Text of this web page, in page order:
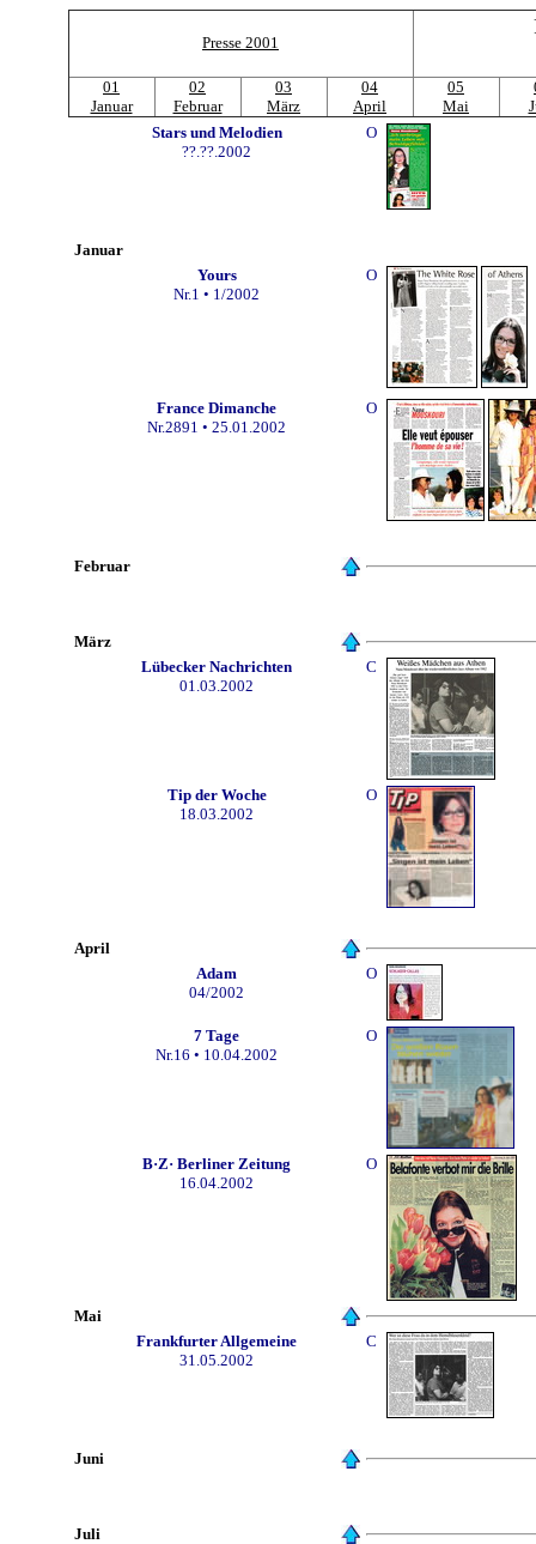
Presse 2001
01
Januar
02
Februar
03
März
04
April
05
Mai
Stars und Melodien
??.??.2002
O
Januar
Yours
Nr.1 • 1/2002
O
France Dimanche
Nr.2891 • 25.01.2002
O
Februar
März
Lübecker Nachrichten
01.03.2002
C
Tip der Woche
18.03.2002
O
April
Adam
04/2002
O
7 Tage
Nr.16 • 10.04.2002
O
B·Z· Berliner Zeitung
16.04.2002
O
Mai
Frankfurter Allgemeine
31.05.2002
C
Juni
Juli